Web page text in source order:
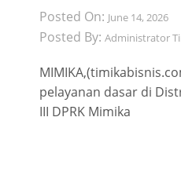
Posted On: June 14, 2026
Posted By: Administrator
pelayanan dasar di
III DPRK Mimika